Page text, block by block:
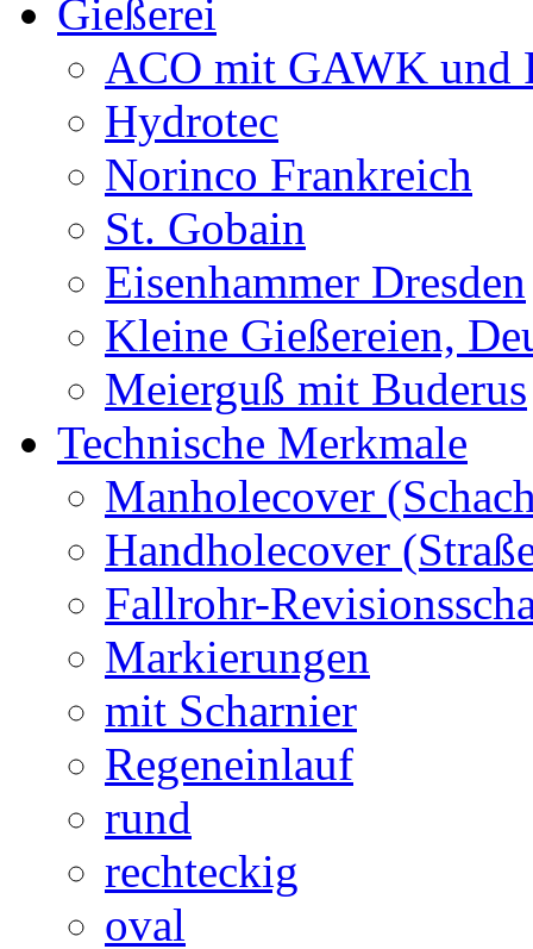
Gießerei
ACO mit GAWK und
Hydrotec
Norinco Frankreich
St. Gobain
Eisenhammer Dresden
Kleine Gießereien,
Meierguß mit Buderus
Technische Merkmale
Manholecover
Handholecover
Fallrohr-
Markierungen
mit Scharnier
Regeneinlauf
rund
rechteckig
oval